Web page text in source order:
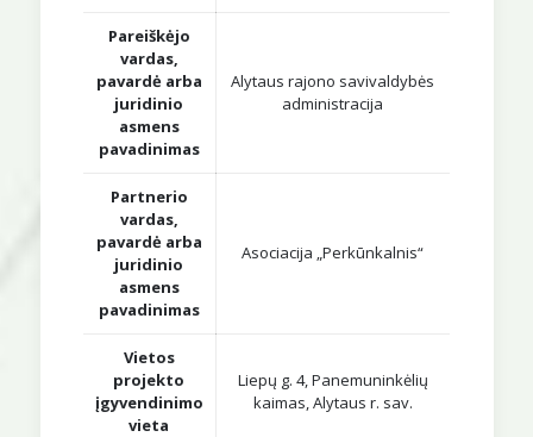
Pareiškėjo
vardas,
pavardė arba
juridinio
asmens
pavadinimas
Alytaus rajono savivaldybės
administracija
Partnerio
vardas,
pavardė arba
juridinio
asmens
pavadinimas
Asociacija „Perkūnkalnis“
Vietos
projekto
įgyvendinimo
vieta
Liepų g. 4, Panemuninkėlių
kaimas, Alytaus r. sav.